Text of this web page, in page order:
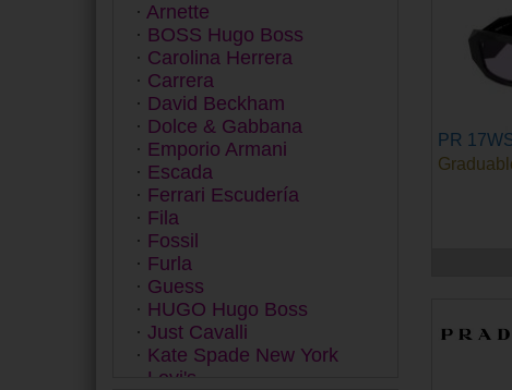
Arnette
BOSS Hugo Boss
Carolina Herrera
Carrera
David Beckham
Dolce & Gabbana
Emporio Armani
Escada
Ferrari Escudería
Fila
Fossil
Furla
Guess
HUGO Hugo Boss
Just Cavalli
Kate Spade New York
Levi's
PR